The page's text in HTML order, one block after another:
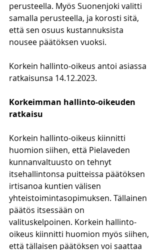
perusteella. Myös Suonenjoki valitti
samalla perusteella, ja korosti sitä,
että sen osuus kustannuksista
nousee päätöksen vuoksi.
Korkein hallinto-oikeus antoi asiassa
ratkaisunsa 14.12.2023.
Korkeimman hallinto-oikeuden
ratkaisu
Korkein hallinto-oikeus kiinnitti
huomion siihen, että Pielaveden
kunnanvaltuusto on tehnyt
itsehallintonsa puitteissa päätöksen
irtisanoa kuntien välisen
yhteistoimintasopimuksen. Tällainen
päätös itsessään on
valituskelpoinen. Korkein hallinto-
oikeus kiinnitti huomion myös siihen,
että tällaisen päätöksen voi saattaa